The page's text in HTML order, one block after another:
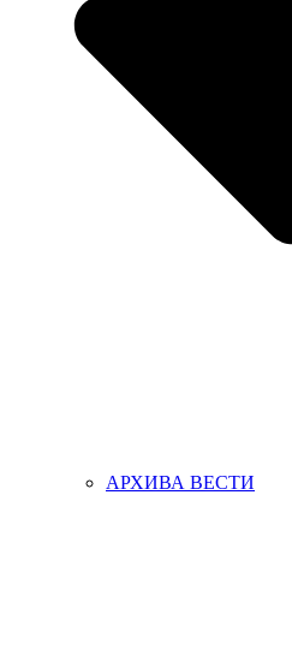
АРХИВА ВЕСТИ